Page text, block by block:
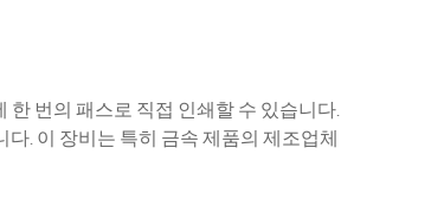
한 번의 패스로 직접 인쇄할 수 있습니다.
. 이 장비는 특히 금속 제품의 제조업체